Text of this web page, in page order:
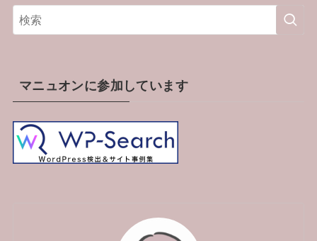
イ
ブ
マニュオンに参加しています